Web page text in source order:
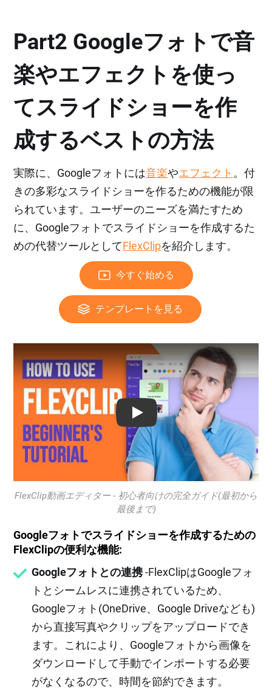
Part2 Googleフォトで音
楽やエフェクトを使っ
てスライドショーを作
成するベストの方法
実際に、Googleフォトには音楽やエフェクト 。付
きの多彩なスライドショーを作るための機能が限
られています。ユーザーのニーズを満たすため
に、Googleフォトでスライドショーを作成するた
めの代替ツールとしてFlexClipを紹介します。
今すぐ始める
テンプレートを見る
Play: Keynote (Google I/O '18)
FlexClip動画エディター - 初心者向けの完全ガイド(最初から
最後まで)
Googleフォトでスライドショーを作成するための
FlexClipの便利な機能:
Googleフォトとの連携-FlexClipはGoogleフォ
トとシームレスに連携されているため、
Googleフォト(OneDrive、Google Driveなども)
から直接写真やクリップをアップロードでき
ます。これにより、Googleフォトから画像を
ダウンロードして手動でインポートする必要
がなくなるので、時間を節約できます。